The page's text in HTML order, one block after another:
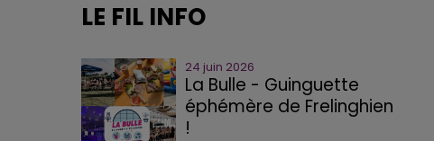
LE FIL INFO
24 juin 2026
La Bulle - Guinguette
éphémère de Frelinghien
!